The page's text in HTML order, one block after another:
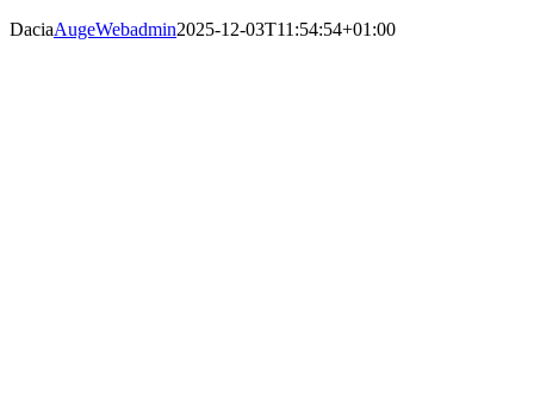
DaciaAugeWebadmin2025-12-03T11:54:54+01:00